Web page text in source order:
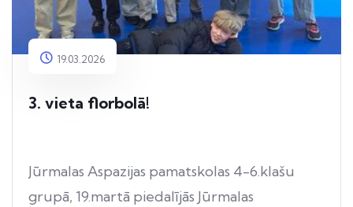
19.03.2026
3. vieta florbolā!
Jūrmalas Aspazijas pamatskolas 4-6.klašu
grupā, 19.martā piedalījās Jūrmalas